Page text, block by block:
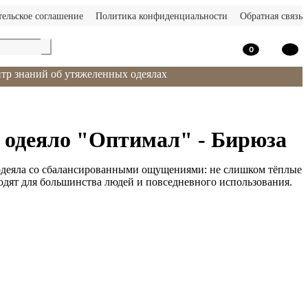
соглашение Политика конфиденциальности Обратная связь
0
знаний об утяжеленных одеялах
одеяло "Оптимал" - Бирюза
со сбалансированными ощущениями: не слишком тёплые
для большинства людей и повседневного использования.